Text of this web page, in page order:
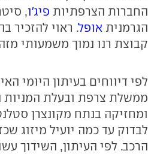
החברות הצרפתיות פיג'ו
הגרמנית אופל. ראוי להזכיר
קבוצת רנו נמוך משמעותי
לפי דיווחים בעיתון היומי
ממשלת צרפת ובעלת המניות
ומחזיקה בנתח מקונצרן
לבדוק עד כמה יועיל מיזוג
הרכב. לפי העיתון, השידוך